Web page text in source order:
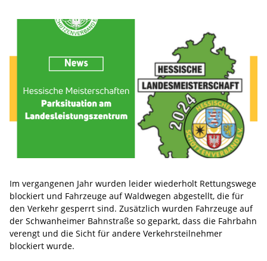
Im vergangenen Jahr wurden leider wiederholt Rettungswege
blockiert und Fahrzeuge auf Waldwegen abgestellt, die für
den Verkehr gesperrt sind. Zusätzlich wurden Fahrzeuge auf
der Schwanheimer Bahnstraße so geparkt, dass die Fahrbahn
verengt und die Sicht für andere Verkehrsteilnehmer
blockiert wurde.